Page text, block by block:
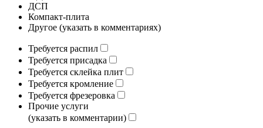
ДСП
Компакт-плита
Другое (указать в комментариях)
Требуется распил
Требуется присадка
Требуется склейка плит
Требуется кромление
Требуется фрезеровка
Прочие услуги
(указать в комментарии)